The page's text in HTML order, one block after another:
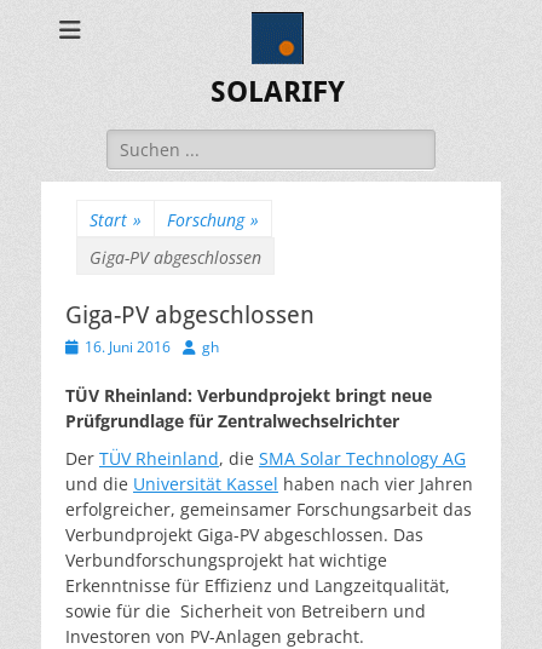
SOLARIFY
Suchen
nach:
Start » Forschung »
Giga-PV abgeschlossen
Giga-PV abgeschlossen
Veröffentlicht
16. Juni 2016 Autor
gh
TÜV Rheinland: Verbundprojekt bringt neue
Prüfgrundlage für Zentralwechselrichter
Der TÜV Rheinland, die SMA Solar Technology AG
und die Universität Kassel haben nach vier Jahren
erfolgreicher, gemeinsamer Forschungsarbeit das
Verbundprojekt Giga-PV abgeschlossen. Das
Verbundforschungsprojekt hat wichtige
Erkenntnisse für Effizienz und Langzeitqualität,
sowie für die Sicherheit von Betreibern und
Investoren von PV-Anlagen gebracht.